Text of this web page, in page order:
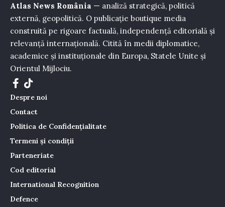
Atlas News România — analiză strategică, politică
externă, geopolitică. O publicație boutique media
construită pe rigoare factuală, independență editorială și
relevanță internațională. Citită în medii diplomatice,
academice și instituționale din Europa, Statele Unite și
Orientul Mijlociu.
Despre noi
Contact
Politica de Confidențialitate
Termeni și condiții
Parteneriate
Cod editorial
International Recognition
Defence